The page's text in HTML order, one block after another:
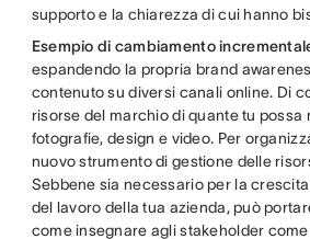
supporto e la chiarezza di cui hanno
Esempio di cambiamento
espandendo la propria brand
contenuto su diversi canali online. Di
risorse del marchio di quante tu possa
fotografie, design e video. Per
nuovo strumento di gestione delle
Sebbene sia necessario per la
del lavoro della tua azienda, può
come insegnare agli stakeholder